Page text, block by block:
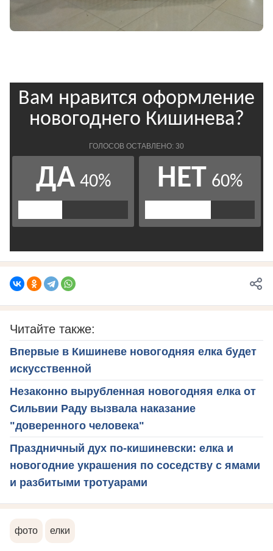
Читайте также:
Впервые в Кишиневе новогодняя елка будет
искусственной
Незаконно вырубленная новогодняя елка от
Сильвии Раду вызвала наказание
"доверенного человека"
Праздничный дух по-кишиневски: елка и
новогодние украшения по соседству с ямами
и разбитыми тротуарами
фото елки